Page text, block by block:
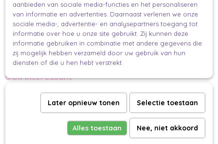
Maak je cadeau nog mooier en persoonlijker
kaartjes, sticker of lint
geef jij jouw cadeau de finishing
touch.
Zo maak jij een prachtig verpakt cadeau.
Makkelijk en mooi inpakken.
Ook interessant
aanbieden van sociale media-functies en het personaliseren
van informatie en advertenties. Daarnaast verlenen we onze
sociale media-, advertentie- en analysepartners toegang tot
informatie over hoe u onze site gebruikt. Zij kunnen deze
informatie gebruiken in combinatie met andere gegevens die
zij mogelijk hebben verzameld door uw gebruik van hun
diensten of die u hen hebt verstrekt.
Later opnieuw tonen Selectie toestaan
Alles toestaan Nee, niet akkoord